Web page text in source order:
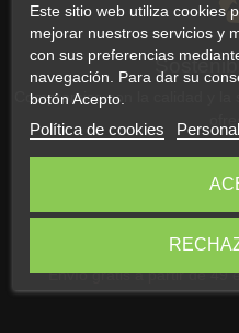
Este sitio web utiliza cookies
mejorar nuestros servicios y
con sus preferencias
navegación. Para dar su
botón Acepto.
Política de cookies
Compromiso con la calidad y
Envío
Envío gratis a partir de 49